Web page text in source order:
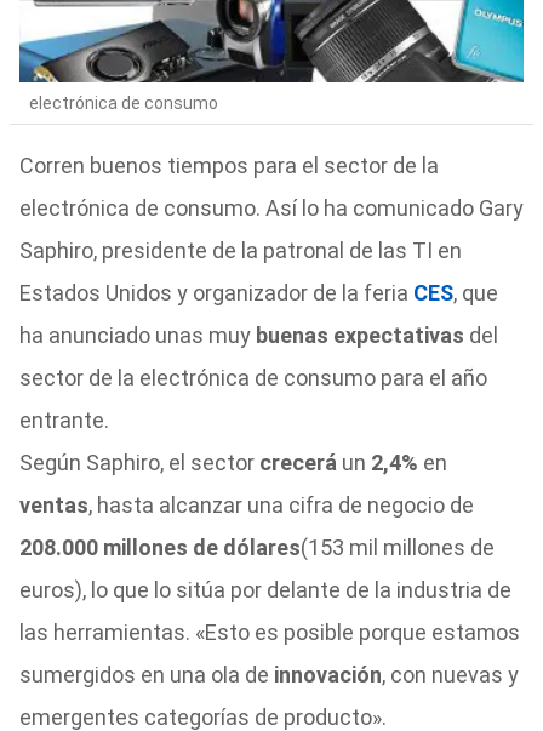
electrónica de consumo
Corren buenos tiempos para el sector de la
electrónica de consumo. Así lo ha comunicado Gary
Saphiro, presidente de la patronal de las TI en
Estados Unidos y organizador de la feria CES, que
ha anunciado unas muy buenas expectativas del
sector de la electrónica de consumo para el año
entrante.
Según Saphiro, el sector crecerá un 2,4% en
ventas, hasta alcanzar una cifra de negocio de
208.000 millones de dólares(153 mil millones de
euros), lo que lo sitúa por delante de la industria de
las herramientas. «Esto es posible porque estamos
sumergidos en una ola de innovación, con nuevas y
emergentes categorías de producto».